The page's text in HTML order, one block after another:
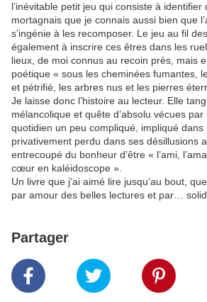
l’inévitable petit jeu qui consiste à
mortagnais que je connais aussi bien que
s’ingénie à les recomposer. Le jeu au fil
également à inscrire ces êtres dans les
lieux, de moi connus au recoin près, mais
poétique « sous les cheminées fumantes,
et pétrifié, les arbres nus et les pierres
Je laisse donc l’histoire au lecteur. Elle
mélancolique et quête d’absolu vécues
quotidien un peu compliqué, impliqué dans
privativement perdu dans ses désillusions
entrecoupé du bonheur d’être « l’ami,
cœur en kaléidoscope ».
Un livre que j’ai aimé lire jusqu’au bout,
par amour des belles lectures et par…
Partager